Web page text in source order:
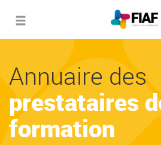
Toggle
Annuaire des
prestataires
formation